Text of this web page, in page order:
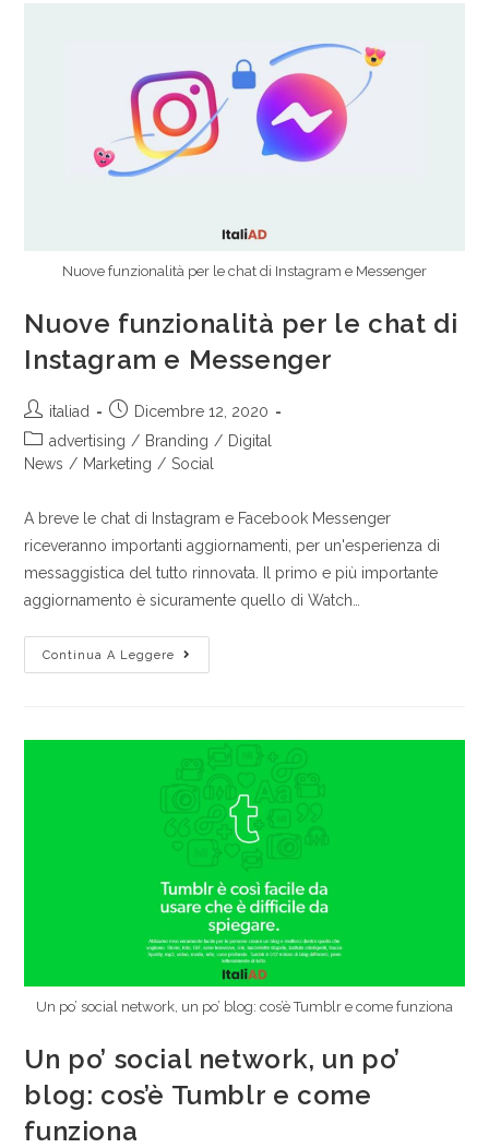
Nuove funzionalità per le chat di Instagram e Messenger
Nuove funzionalità per le chat di
Instagram e Messenger
italiad
Dicembre 12, 2020
advertising / Branding / Digital
News / Marketing / Social
A breve le chat di Instagram e Facebook Messenger
riceveranno importanti aggiornamenti, per un'esperienza di
messaggistica del tutto rinnovata. Il primo e più importante
aggiornamento è sicuramente quello di Watch…
Continua A Leggere
Un po’ social network, un po’ blog: cos’è Tumblr e come funziona
Un po’ social network, un po’
blog: cos’è Tumblr e come
funziona